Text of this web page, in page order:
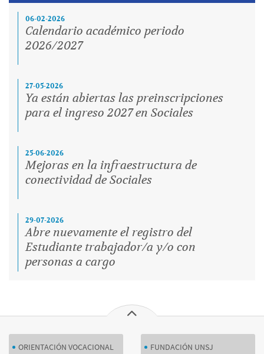
06-02-2026
Calendario académico periodo
2026/2027
27-05-2026
Ya están abiertas las preinscripciones
para el ingreso 2027 en Sociales
25-06-2026
Mejoras en la infraestructura de
conectividad de Sociales
29-07-2026
Abre nuevamente el registro del
Estudiante trabajador/a y/o con
personas a cargo
ORIENTACIÓN VOCACIONAL FUNDACIÓN UNSJ